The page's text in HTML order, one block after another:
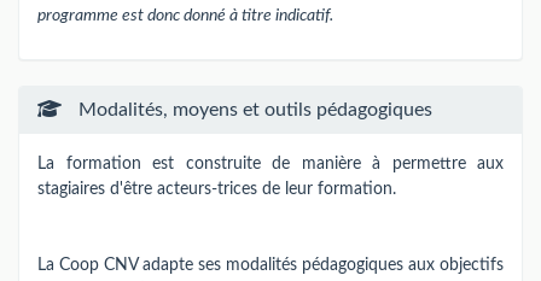
programme est donc donné à titre indicatif.
Modalités, moyens et outils pédagogiques
La formation est construite de manière à permettre aux
stagiaires d'être acteurs-trices de leur formation.
La Coop CNV adapte ses modalités pédagogiques aux objectifs